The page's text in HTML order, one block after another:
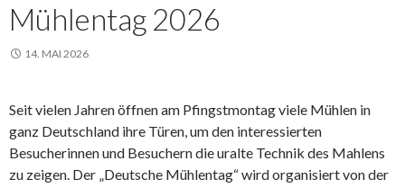
Mühlentag 2026
14. MAI 2026
Seit vielen Jahren öffnen am Pfingstmontag viele Mühlen in
ganz Deutschland ihre Türen, um den interessierten
Besucherinnen und Besuchern die uralte Technik des Mahlens
zu zeigen. Der „Deutsche Mühlentag“ wird organisiert von der